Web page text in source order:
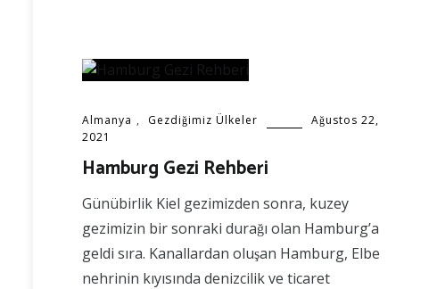
Almanya , Gezdiğimiz Ülkeler
Ağustos 22,
2021
Hamburg Gezi Rehberi
Günübirlik Kiel gezimizden sonra, kuzey
gezimizin bir sonraki durağı olan Hamburg’a
geldi sıra. Kanallardan oluşan Hamburg, Elbe
nehrinin kıyısında denizcilik ve ticaret